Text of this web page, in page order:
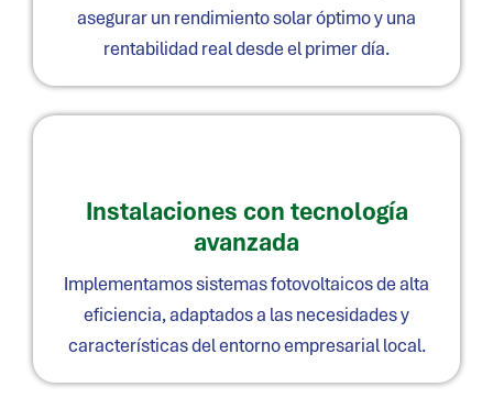
asegurar un rendimiento solar óptimo y una
rentabilidad real desde el primer día.
Instalaciones con tecnología
avanzada
Implementamos sistemas fotovoltaicos de alta
eficiencia, adaptados a las necesidades y
características del entorno empresarial local.